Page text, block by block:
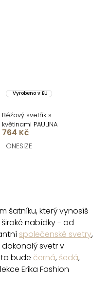
Vyrobeno v EU
Béžový svetřík s
květinami PAULINA
764 Kč
ONESIZE
í
šatníku, který vynosíš
nabídky - od
společenské svetry,
svetr v
bude černá, šedá,
Erika Fashion